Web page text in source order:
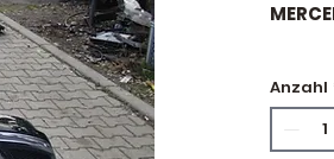
⭐
Anzahl